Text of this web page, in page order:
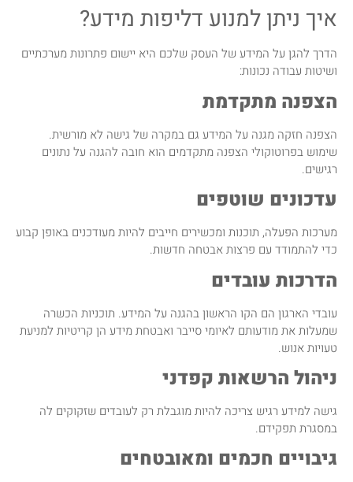
איך ניתן למנוע דליפות מידע?
הדרך להגן על המידע של העסק שלכם היא יישום פתרונות מערכתיים
ושיטות עבודה נכונות:
הצפנה מתקדמת
הצפנה חזקה מגנה על המידע גם במקרה של גישה לא מורשית.
שימוש בפרוטוקולי הצפנה מתקדמים הוא חובה להגנה על נתונים
רגישים.
עדכונים שוטפים
מערכות הפעלה, תוכנות ומכשירים חייבים להיות מעודכנים באופן קבוע
כדי להתמודד עם פרצות אבטחה חדשות.
הדרכות עובדים
עובדי הארגון הם הקו הראשון בהגנה על המידע. תוכניות הכשרה
שמעלות את מודעותם לאיומי סייבר ואבטחת מידע הן קריטיות למניעת
טעויות אנוש.
ניהול הרשאות קפדני
גישה למידע רגיש צריכה להיות מוגבלת רק לעובדים שזקוקים לה
במסגרת תפקידם.
גיבויים חכמים ומאובטחים